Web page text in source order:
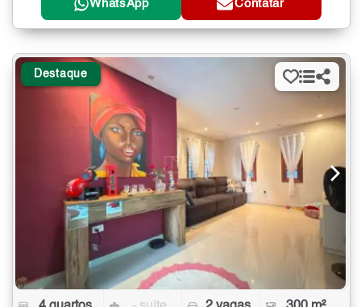
WhatsApp Contatar
Destaque